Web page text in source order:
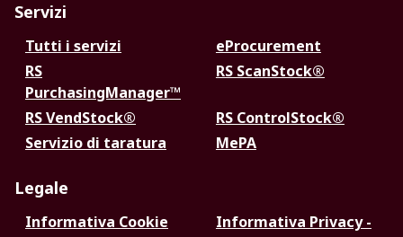
Servizi
Tutti i servizi
eProcurement
RS
PurchasingManager™
RS ScanStock®
RS VendStock®
RS ControlStock®
Servizio di taratura
MePA
Legale
Informativa Cookie
Informativa Privacy -